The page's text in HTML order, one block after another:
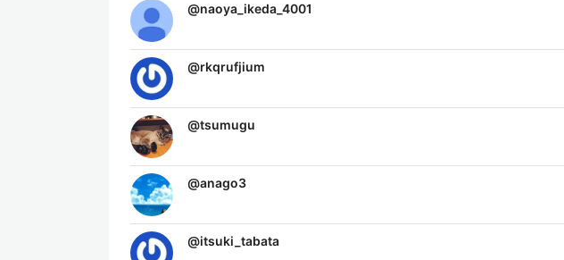
@naoya_ikeda_4001
@rkqrufjium
@tsumugu
@anago3
@itsuki_tabata